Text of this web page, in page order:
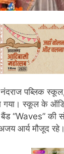
पब्लिक
स्कूल के
“Waves” की
आर्य मौजूद रहे।